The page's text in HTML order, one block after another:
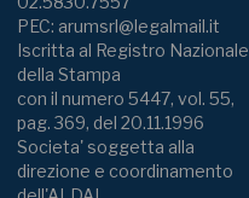
PEC: arumsrl@legalmail.it
Iscritta al Registro Nazionale
della Stampa
con il numero 5447, vol. 55,
pag. 369, del 20.11.1996
Societa' soggetta alla
direzione e coordinamento